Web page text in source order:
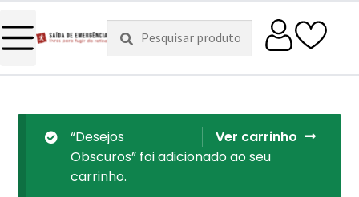
Pesquisar
por:
Pesquisa
Ver carrinho
“Desejos
Obscuros” foi adicionado ao seu
carrinho.